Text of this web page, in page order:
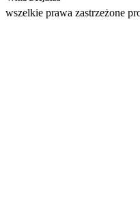
wszelkie prawa zastrzeżone